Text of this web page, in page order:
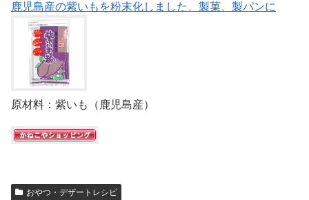
鹿児島産の紫いもを粉末化しました、製菓、製パンに
原材料：紫いも（鹿児島産）
おやつ・デザートレシピ